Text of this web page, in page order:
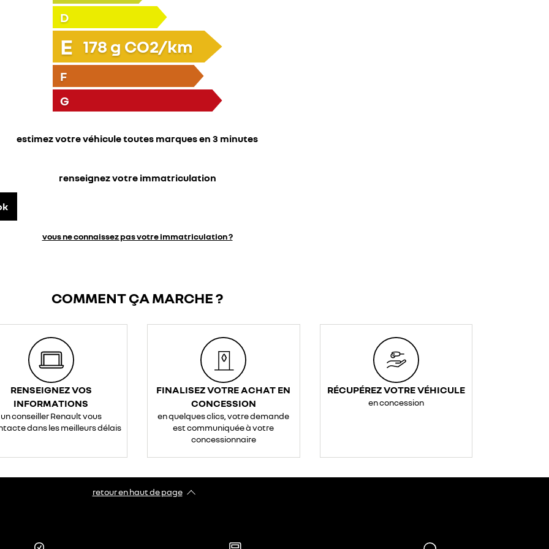
D
E 178 g CO2/km
F
G
estimez votre véhicule toutes marques en 3 minutes
renseignez votre immatriculation
vous ne connaissez pas votre immatriculation ?
COMMENT ÇA MARCHE ?
RENSEIGNEZ VOS
INFORMATIONS
un conseiller Renault vous
dans les meilleurs délais
FINALISEZ VOTRE ACHAT EN
CONCESSION
en quelques clics, votre demande
est communiquée à votre
concessionnaire
RÉCUPÉREZ VOTRE VÉHICULE
en concession
retour en haut de page​